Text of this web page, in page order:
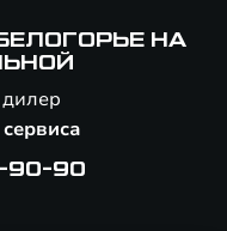
НА
90-90